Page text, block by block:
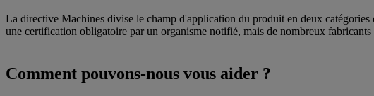
La directive Machines divise le champ d'application du produit en deux
une certification obligatoire par un organisme notifié, mais de nombreux
Comment pouvons-nous vous aider ?